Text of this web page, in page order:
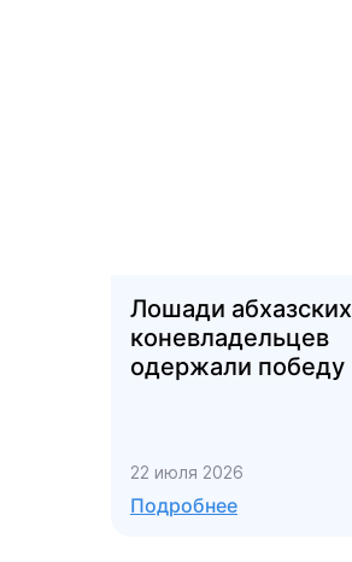
Лошади абхазских
коневладельцев
одержали победу
22 июля 2026
Подробнее